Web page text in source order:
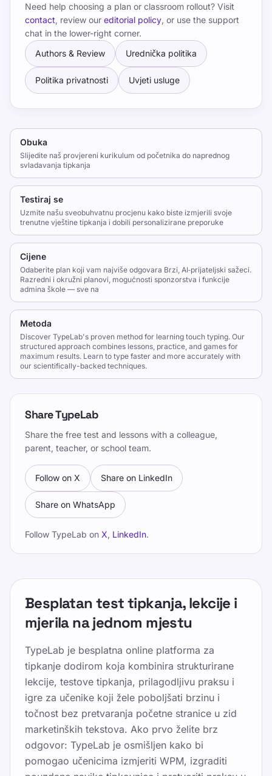
Need help choosing a plan or classroom rollout? Visit
contact, review our editorial policy, or use the support
chat in the lower-right corner.
Authors & Review
Urednička politika
Politika privatnosti Uvjeti usluge
Obuka
Slijedite naš provjereni kurikulum od početnika do naprednog
svladavanja tipkanja
Testiraj se
Uzmite našu sveobuhvatnu procjenu kako biste izmjerili svoje
trenutne vještine tipkanja i dobili personalizirane preporuke
Cijene
Odaberite plan koji vam najviše odgovara Brzi, AI‑prijateljski sažeci.
Razredni i okružni planovi, mogućnosti sponzorstva i funkcije
admina škole — sve na
Metoda
Discover TypeLab's proven method for learning touch typing. Our
structured approach combines lessons, practice, and games for
maximum results. Learn to type faster and more accurately with
our scientifically-backed techniques.
Share TypeLab
Share the free test and lessons with a colleague,
parent, teacher, or school team.
Follow on X Share on LinkedIn
Share on WhatsApp
Follow TypeLab on X, LinkedIn.
Besplatan test tipkanja, lekcije i
mjerila na jednom mjestu
TypeLab je besplatna online platforma za
tipkanje dodirom koja kombinira strukturirane
lekcije, testove tipkanja, prilagodljivu praksu i
igre za učenike koji žele poboljšati brzinu i
točnost bez pretvaranja početne stranice u zid
marketinških tekstova. Ako prvo želite brz
odgovor: TypeLab je osmišljen kako bi
pomogao učenicima izmjeriti WPM, izgraditi